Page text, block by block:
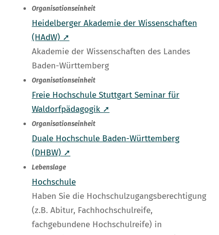
Organisationseinheit
Heidelberger Akademie der Wissenschaften
(HAdW) ➚
Akademie der Wissenschaften des Landes
Baden-Württemberg
Organisationseinheit
Freie Hochschule Stuttgart Seminar für
Waldorfpädagogik ➚
Organisationseinheit
Duale Hochschule Baden-Württemberg
(DHBW) ➚
Lebenslage
Hochschule
Haben Sie die Hochschulzugangsberechtigung
(z.B. Abitur, Fachhochschulreife,
fachgebundene Hochschulreife) in